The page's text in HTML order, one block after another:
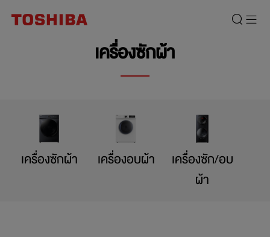
เครื่องซักผ้า
เครื่องซักผ้า เครื่องอบผ้า
เครื่องซัก/อบ
ผ้า